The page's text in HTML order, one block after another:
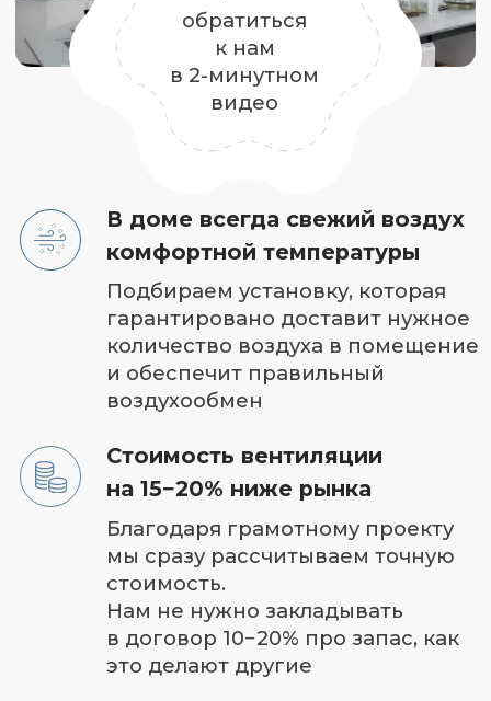
стоимость.
Нам не нужно закладывать
в договор 10−20% про запас, как
это делают другие
Расчет сметы
с точностью 90% за 1 день
Если что‑то посчитали
неправильно
— платим из своего кармана
Сохраняем эстетику
дизайна интерьера
Интегрируем вентиляцию
в существующий
дизайн или согласоваваем
с вашим дизайнером,
чтобы она не портила дизайн,
В основе качественной
вентиляции проект
с опытом 10 лет
Мы учитываем все —
теплопритоки,
людей, кратность
воздухообмена. Именно
благодаря проекту вы получаете
тихую и производительную